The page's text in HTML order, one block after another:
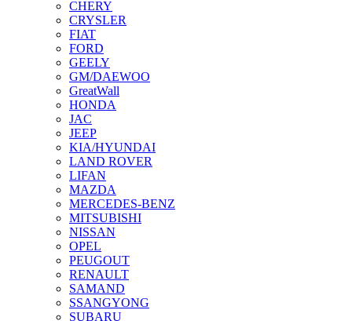
CHERY
CRYSLER
FIAT
FORD
GEELY
GM/DAEWOO
GreatWall
HONDA
JAC
JEEP
KIA/HYUNDAI
LAND ROVER
LIFAN
MAZDA
MERCEDES-BENZ
MITSUBISHI
NISSAN
OPEL
PEUGOUT
RENAULT
SAMAND
SSANGYONG
SUBARU